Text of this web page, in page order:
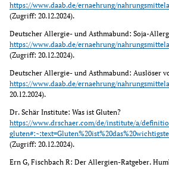
https://www.daab.de/ernaehrung/
(Zugriff: 20.12.2024).
https://www.daab.de/ernaehrung/
(Zugriff: 20.12.2024).
https://www.daab.de/ernaehrung/
20.12.2024).
https://www.drschaer.com/de/institute/a/
(Zugriff: 20.12.2024).
Ern G, Fischbach R: Der Allergien-Ratgeber.